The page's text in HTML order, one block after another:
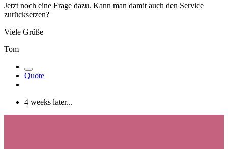
Jetzt noch eine Frage dazu. Kann man damit auch den Service
zurücksetzen?
Viele Grüße
Tom
Quote
4 weeks later...